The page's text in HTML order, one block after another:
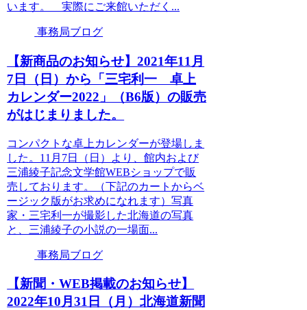
います。 実際にご来館いただく...
事務局ブログ
【新商品のお知らせ】2021年11月
7日（日）から「三宅利一 卓上
カレンダー2022」（B6版）の販売
がはじまりました。
コンパクトな卓上カレンダーが登場しま
した。11月7日（日）より、館内および
三浦綾子記念文学館WEBショップで販
売しております。（下記のカートからベ
ージック版がお求めになれます）写真
家・三宅利一が撮影した北海道の写真
と、三浦綾子の小説の一場面...
事務局ブログ
【新聞・WEB掲載のお知らせ】
2022年10月31日（月）北海道新聞